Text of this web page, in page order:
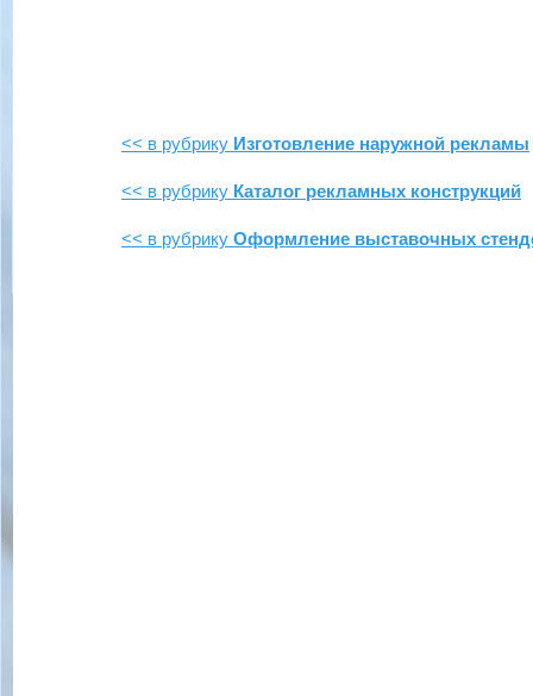
<< в рубрику Изготовление наружной рекламы
<< в рубрику Каталог рекламных конструкций
<< в рубрику Оформление выставочных